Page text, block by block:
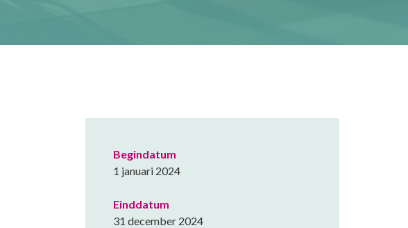
Begindatum
1 januari 2024
Einddatum
31 december 2024